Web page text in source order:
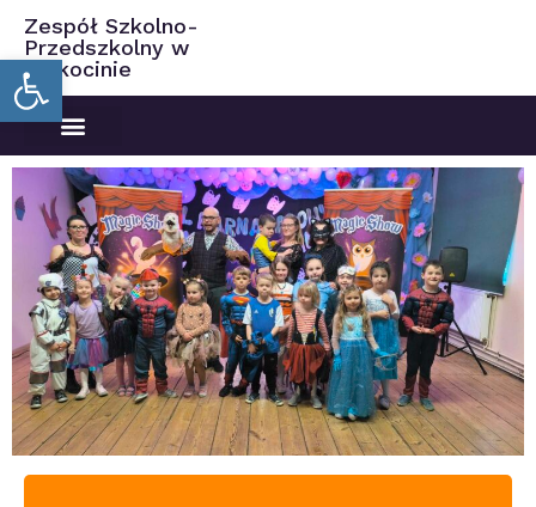
Open toolbar
Zespół Szkolno-
Przedszkolny w
Ciekocinie